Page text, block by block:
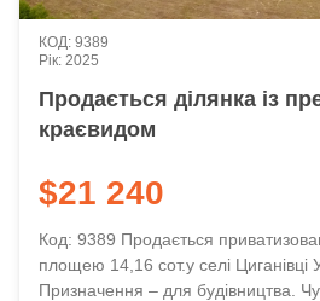
Продається ділянка із
краєвидом
Код: 9389 Продається
площею 14,16 сот.у селі Циганівці
Призначення – для будівництва.
2025
9389
$21 240